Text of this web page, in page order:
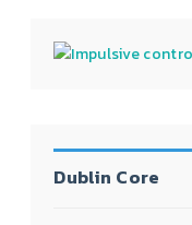
Dublin Core